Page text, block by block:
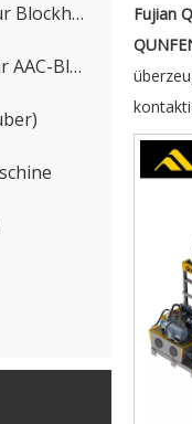
Produktionslinie zur Blockherstellung
Produktionslinie für AAC-Blöcke
Fujian